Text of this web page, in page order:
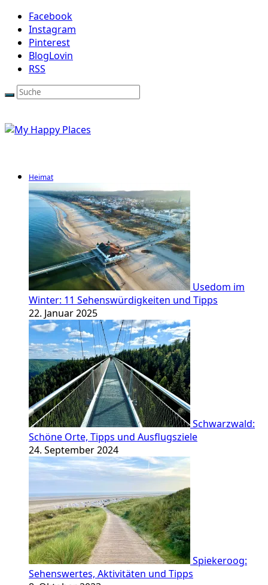
Facebook
Instagram
Pinterest
BlogLovin
RSS
Heimat
Usedom im
Winter: 11 Sehenswürdigkeiten und Tipps
22. Januar 2025
Schwarzwald:
Schöne Orte, Tipps und Ausflugsziele
24. September 2024
Spiekeroog:
Sehenswertes, Aktivitäten und Tipps